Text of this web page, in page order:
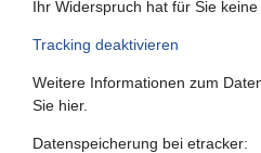
Ihr Widerspruch hat für Sie keine
Tracking deaktivieren
Weitere Informationen zum
Sie hier.
Datenspeicherung bei etracker: